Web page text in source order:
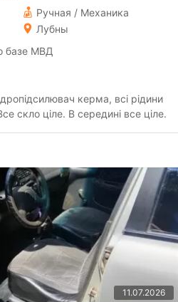
Ручная / Механика
Лубны
базе МВД
керма, всі рідини
скло ціле. В середині все ціле.
11.07.2026